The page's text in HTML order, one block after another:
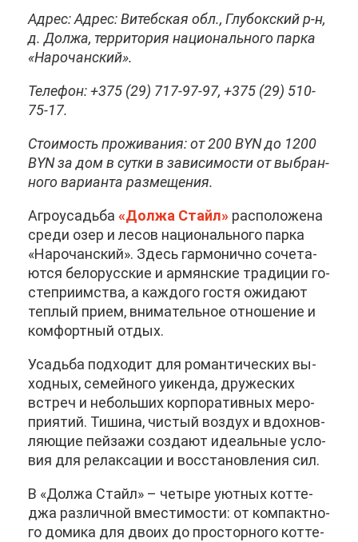
Ад­рес: Ад­рес: Ви­теб­ская обл., Глу­бок­ский р-н,
д. Дол­жа, тер­ри­то­рия на­ци­о­наль­но­го пар­ка
«На­ро­чан­ский».
Те­ле­фон: +375 (29) 717-97-97, +375 (29) 510-
75-17.
Сто­и­мость про­жи­ва­ния: от 200 BYN до 1200
BYN за дом в сут­ки в за­ви­си­мо­сти от вы­бран­
но­го ва­ри­ан­та раз­ме­ще­ния.
Аг­ро­усадь­ба «Дол­жа Стайл» рас­по­ло­же­на
сре­ди озер и ле­сов на­ци­о­наль­но­го пар­ка
«На­ро­чан­ский». Здесь гар­мо­нич­но со­че­та­
ют­ся бе­ло­рус­ские и ар­мян­ские тра­ди­ции го­
сте­при­им­ства, а каж­до­го го­стя ожи­да­ют
теп­лый при­ем, вни­ма­тель­ное от­но­ше­ние и
ком­форт­ный от­дых.
Усадь­ба под­хо­дит для ро­ман­ти­че­ских вы­
ход­ных, се­мей­но­го уи­кен­да, дру­же­ских
встреч и неболь­ших кор­по­ра­тив­ных ме­ро­
при­я­тий. Ти­ши­на, чи­стый воз­дух и вдох­нов­
ля­ю­щие пей­за­жи со­зда­ют иде­аль­ные усло­
вия для ре­лак­са­ции и вос­ста­нов­ле­ния сил.
В «Дол­жа Стайл» – че­ты­ре уют­ных кот­те­
джа раз­лич­ной вме­сти­мо­сти: от ком­пакт­но­
го до­ми­ка для дво­их до про­стор­но­го кот­те­